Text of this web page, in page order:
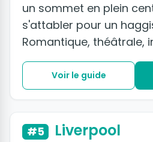
un sommet en plein
s'attabler pour un
Romantique, théâtrale,
Voir le guide
#5 Liverpool